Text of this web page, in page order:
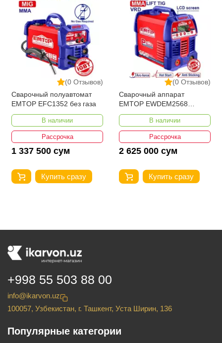
(0 Отзывов)
Сварочный полуавтомат
EMTOP EFC1352 без газа
В наличии
Рассрочка
1 337 500 сум
Купить сразу
(0 Отзывов)
Сварочный аппарат
EMTOP EWDEM2568
MMA/TIG Lift
В наличии
Рассрочка
2 625 000 сум
Купить сразу
+998 55 503 88 00
info@ikarvon.uz
100057, Узбекистан, г. Ташкент, Уста Ширин, 136
Популярные категории